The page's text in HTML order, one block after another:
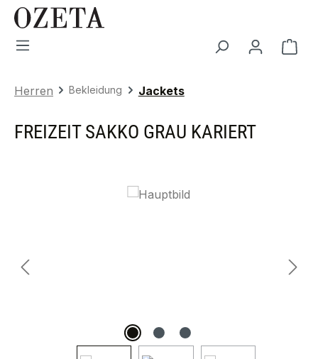
Zum Hauptinhalt springen
Herren Bekleidung Jackets
FREIZEIT SAKKO GRAU KARIERT
Bildergalerie überspringen